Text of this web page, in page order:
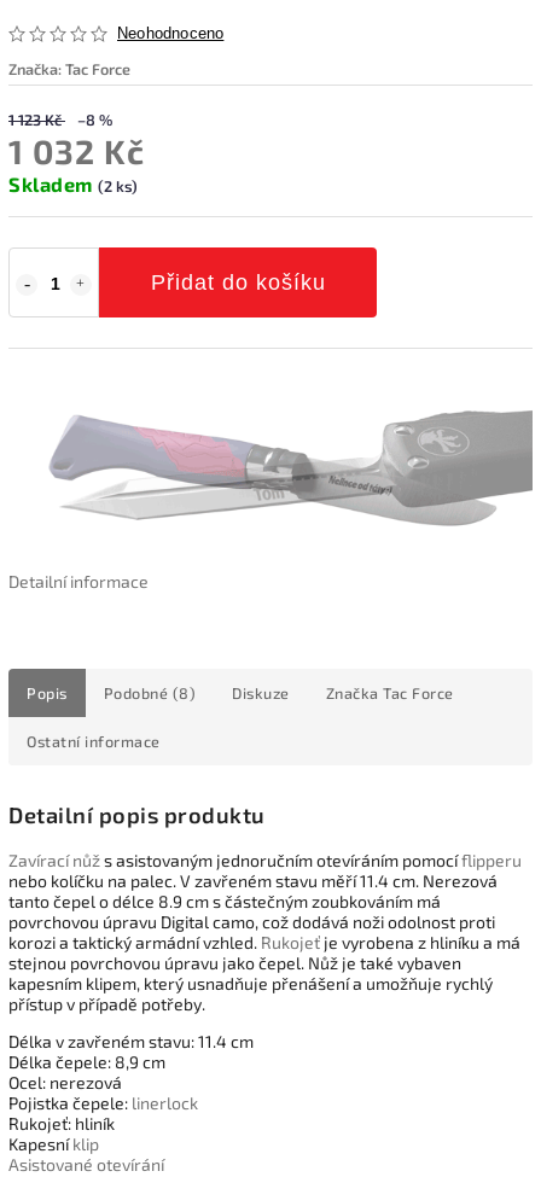
Neohodnoceno
Značka:Tac Force
1 123 Kč –8 %
1 032 Kč
Skladem (2 ks)
Přidat do košíku
Detailní informace
Popis Podobné (8) Diskuze Značka Tac Force
Ostatní informace
Detailní popis produktu
Zavírací nůžs asistovaným jednoručním otevíráním pomocíflipperu
nebo kolíčku na palec. V zavřeném stavu měří 11.4 cm. Nerezová
tanto čepel o délce 8.9 cm s částečným zoubkováním má
povrchovou úpravu Digital camo, což dodává noži odolnost proti
korozi a taktický armádní vzhled. Rukojeť je vyrobena z hliníku a má
stejnou povrchovou úpravu jako čepel. Nůž je také vybaven
kapesním klipem, který usnadňuje přenášení a umožňuje rychlý
přístup v případě potřeby.
Délka v zavřeném stavu: 11.4 cm
Délka čepele: 8,9 cm
Ocel: nerezová
Pojistka čepele: linerlock
Rukojeť: hliník
Kapesníklip
Asistované otevírání